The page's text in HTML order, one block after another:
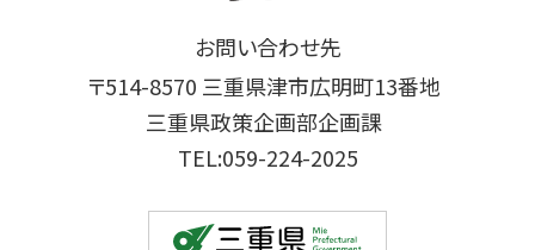
お問い合わせ先
〒514-8570 三重県津市広明町13番地
三重県政策企画部企画課
TEL:059-224-2025